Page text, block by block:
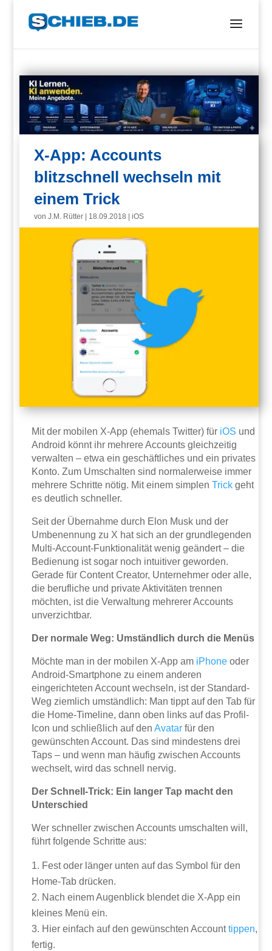
X-App: Accounts
blitzschnell wechseln mit
einem Trick
vonJ.M. Rütter 18.09.2018 |iOS
Mit der mobilen X-App (ehemals Twitter) für iOS und
Android könnt ihr mehrere Accounts gleichzeitig
verwalten – etwa ein geschäftliches und ein privates
Konto. Zum Umschalten sind normalerweise immer
mehrere Schritte nötig. Mit einem simplenTrick geht
es deutlich schneller.
Seit der Übernahme durch Elon Musk und der
Umbenennung zu X hat sich an der grundlegenden
Multi-Account-Funktionalität wenig geändert – die
Bedienung ist sogar noch intuitiver geworden.
Gerade für Content Creator, Unternehmer oder alle,
die berufliche und private Aktivitäten trennen
möchten, ist die Verwaltung mehrerer Accounts
unverzichtbar.
Der normale Weg: Umständlich durch die Menüs
Möchte man in der mobilen X-App am iPhone oder
Android-Smartphone zu einem anderen
eingerichteten Account wechseln, ist der Standard-
Weg ziemlich umständlich: Man tippt auf den Tab für
die Home-Timeline, dann oben links auf das Profil-
Icon und schließlich auf denAvatar für den
gewünschten Account. Das sind mindestens drei
Taps – und wenn man häufig zwischen Accounts
wechselt, wird das schnell nervig.
Der Schnell-Trick: Ein langer Tap macht den
Unterschied
Wer schneller zwischen Accounts umschalten will,
führt folgende Schritte aus:
Fest oder länger unten auf das Symbol für den
Home-Tab drücken.
Nach einem Augenblick blendet die X-App ein
kleines Menü ein.
Hier einfach auf den gewünschten Accounttippen,
fertig.